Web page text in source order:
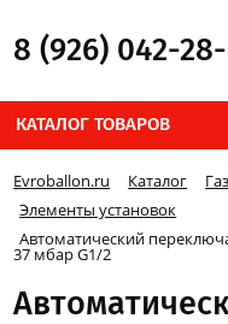
8 (926) 042-28-
КАТАЛОГ ТОВАРОВ
Evroballon.ru Каталог
Элементы установок
Автоматический
37 мбар G1/2